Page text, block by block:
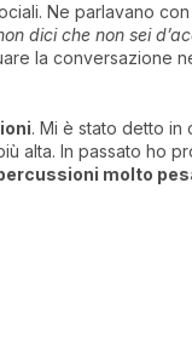
Ne parlavano
dici che non sei
la conversazione
. Mi è stato detto in
alta. In passato ho
molto